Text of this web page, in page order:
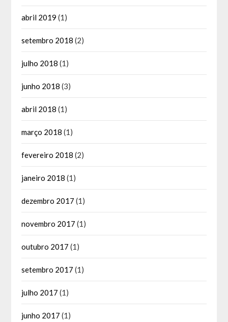
abril 2019 (1)
setembro 2018 (2)
julho 2018 (1)
junho 2018 (3)
abril 2018 (1)
março 2018 (1)
fevereiro 2018 (2)
janeiro 2018 (1)
dezembro 2017 (1)
novembro 2017 (1)
outubro 2017 (1)
setembro 2017 (1)
julho 2017 (1)
junho 2017 (1)